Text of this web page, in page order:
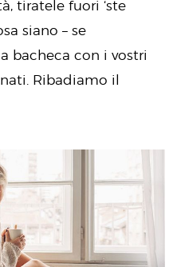
tiratele fuori ‘ste
siano – se
bacheca con i vostri
Ribadiamo il